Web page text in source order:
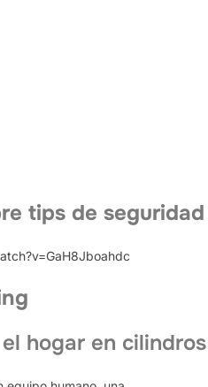
tips de seguridad
hogar en cilindros